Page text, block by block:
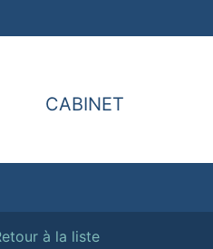
CABINET
à la liste